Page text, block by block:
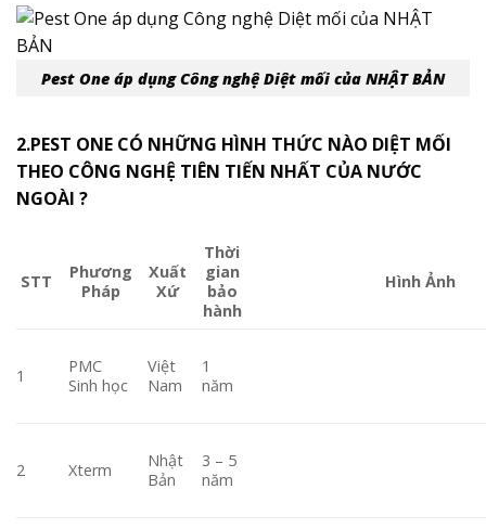
Pest One áp dụng Công nghệ Diệt mối của NHẬT BẢN
2.PEST ONE CÓ NHỮNG HÌNH THỨC NÀO DIỆT MỐI
THEO CÔNG NGHỆ TIÊN TIẾN NHẤT CỦA NƯỚC
NGOÀI ?
STT
Phương
Pháp
Xuất
Xứ
Thời
gian
bảo
hành
Hình Ảnh
1
PMC
Sinh học
Việt
Nam
1
năm
2 Xterm
Nhật
Bản
3 – 5
năm